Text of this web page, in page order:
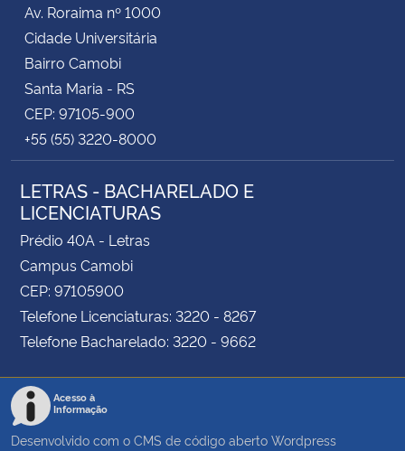
Av. Roraima nº 1000
Cidade Universitária
Bairro Camobi
Santa Maria - RS
CEP: 97105-900
+55 (55) 3220-8000
LETRAS - BACHARELADO E
LICENCIATURAS
Prédio 40A - Letras
Campus Camobi
CEP: 97105900
Telefone Licenciaturas: 3220 - 8267
Telefone Bacharelado: 3220 - 9662
Acesso à
Informação
Desenvolvido com o CMS de código aberto Wordpress